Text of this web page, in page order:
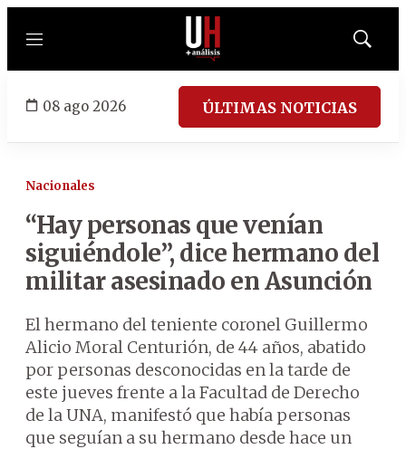
Menú
Mostrar
08 ago 2026 ÚLTIMAS NOTICIAS
Nacionales
“Hay personas que venían
siguiéndole”, dice hermano del
militar asesinado en Asunción
El hermano del teniente coronel Guillermo
Alicio Moral Centurión, de 44 años, abatido
por personas desconocidas en la tarde de
este jueves frente a la Facultad de Derecho
de la UNA, manifestó que había personas
que seguían a su hermano desde hace un